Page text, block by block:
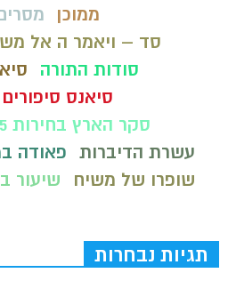
ממוכן
סד – ויאמר ה אל
סודות התורה
סיאנס
סקר הארץ בחירות 2015
עשרת הדיברות פאודה
שופרו של משיח
שיעור
תגיות נבחרות